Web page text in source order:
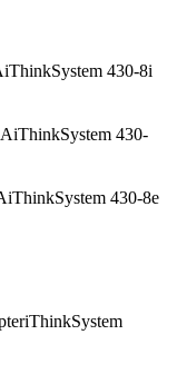
iThinkSystem 430-8i
iThinkSystem 430-
iThinkSystem 430-8e
iThinkSystem